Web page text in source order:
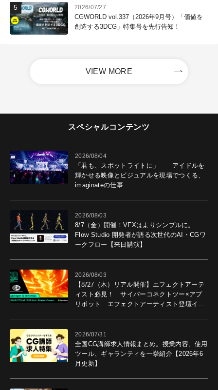
2026/07/27
CGWORLD vol.337（2026年9月号）「価値を
創造する3DCG」特集号を先行告知！
VIEW MORE
スペシャルコンテンツ
2026/08/04
「君も、スポットライトに」――アイドルを
輝かせる映像とビジュアルを現場でつくる、
imaginateの仕事
2026/08/03
8/7（金）開催！VFXはよりシンプルに。
Flow Studio 開発者が語る次世代のAI・CGワ
ークフロー【来日講演】
2026/08/03
【8/27（木）リアル開催】エフェクトアーテ
ィスト必見！ サイバーコネクトツー×アプ
リボット エフェクトアーティスト登壇イベ
2026/07/31
全国CG講師求人情報まとめ。授業内容、使用
ツール、ギャランティを一挙紹介【2026年6
月更新】